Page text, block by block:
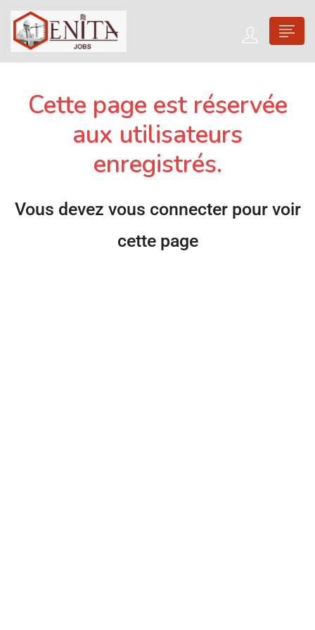
Cette page est réservée
aux utilisateurs
enregistrés.
Vous devez vous connecter pour voir
cette page